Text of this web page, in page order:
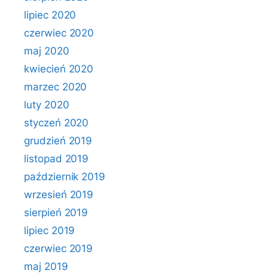
lipiec 2020
czerwiec 2020
maj 2020
kwiecień 2020
marzec 2020
luty 2020
styczeń 2020
grudzień 2019
listopad 2019
październik 2019
wrzesień 2019
sierpień 2019
lipiec 2019
czerwiec 2019
maj 2019